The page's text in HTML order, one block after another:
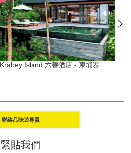
Krabey Island 六善酒店 - 柬埔寨
聯絡品味遊專員
緊貼我們